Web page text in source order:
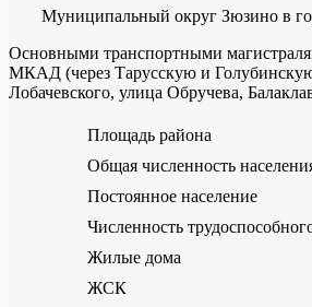
Муниципальный округ Зюзино в
Основными транспортными
МКАД (через Тарусскую и Голубинскую
Лобачевского, улица Обручева,
Площадь района
Общая численность
Постоянное население
Численность
Жилые дома
ЖСК